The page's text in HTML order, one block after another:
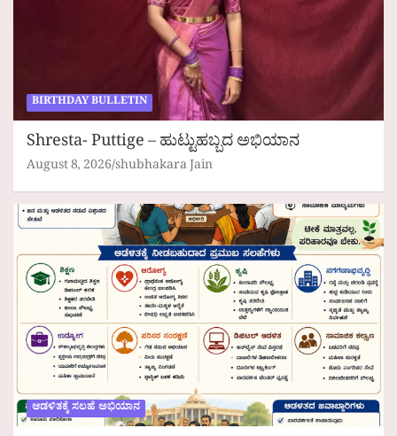
BIRTHDAY BULLETIN
Shresta- Puttige – ಹುಟ್ಟುಹಬ್ಬದ ಅಭಿಯಾನ
August 8, 2026 shubhakara Jain
ಆಡಳಿತಕ್ಕೆ ಸಲಹೆ ಅಭಿಯಾನ